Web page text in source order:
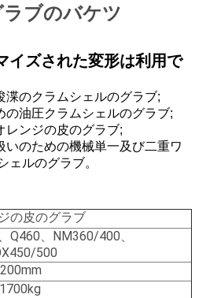
ブのバケツ
イズされた変形は利用で
渫のクラムシェルのグラブ;
の油圧クラムシェルのグラブ;
レンジの皮のグラブ;
いのための機械単一及び二重ワ
ェルのグラブ。
の皮のグラブ
Q460、NM360/400、
500